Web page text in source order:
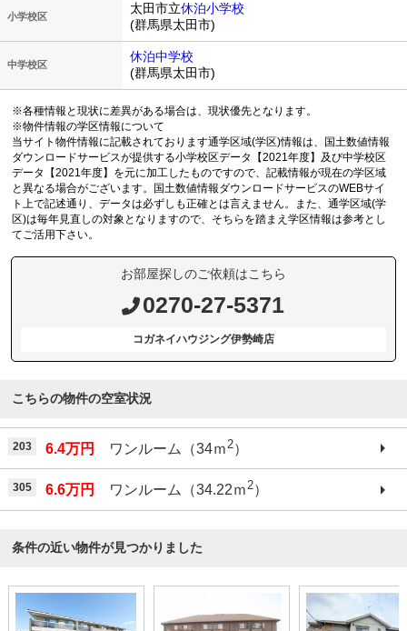
小学校区
太田市立休泊小学校
(群馬県太田市)
中学校区
休泊中学校
(群馬県太田市)
※各種情報と現状に差異がある場合は、現状優先となります。
※物件情報の学区情報について
当サイト物件情報に記載されております通学区域(学区)情報は、国土数値情報
ダウンロードサービスが提供する小学校区データ【2021年度】及び中学校区
データ【2021年度】を元に加工したものですので、記載情報が現在の学区域
と異なる場合がございます。国土数値情報ダウンロードサービスのWEBサイ
ト上で記述通り、データは必ずしも正確とは言えません。また、通学区域(学
区)は毎年見直しの対象となりますので、そちらを踏まえ学区情報は参考とし
てご活用下さい。
お部屋探しのご依頼はこちら
0270-27-5371
コガネイハウジング伊勢崎店
こちらの物件の空室状況
203 6.4万円 ワンルーム（34ｍ2）
305 6.6万円 ワンルーム（34.22ｍ2）
条件の近い物件が見つかりました